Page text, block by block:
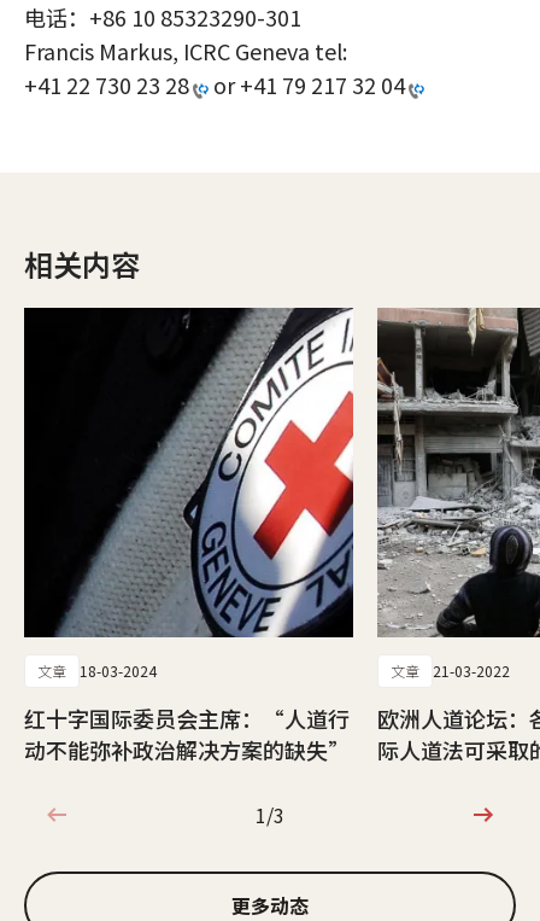
电话：+86 10 85323290-301
Francis Markus, ICRC Geneva tel:
+41 22 730 23 28
or+41 79 217 32 04
相关内容
文章 18-03-2024
红十字国际委员会主席：“人道行
动不能弥补政治解决方案的缺失”
文章 21-03-2022
欧洲人道论坛：
际人道法可采取
1/3
1/3
更多动态